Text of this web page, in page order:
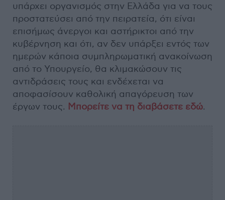
υπάρχει οργανισμός στην Ελλάδα για να τους
προστατεύσει από την πειρατεία, ότι είναι
επισήμως άνεργοι και αστήρικτοι από την
κυβέρνηση και ότι, αν δεν υπάρξει εντός των
ημερών κάποια συμπληρωματική ανακοίνωση
από το Υπουργείο, θα κλιμακώσουν τις
αντιδράσεις τους και ενδέχεται να
αποφασίσουν καθολική απαγόρευση των
έργων τους. Μπορείτε να τη διαβάσετε εδώ.